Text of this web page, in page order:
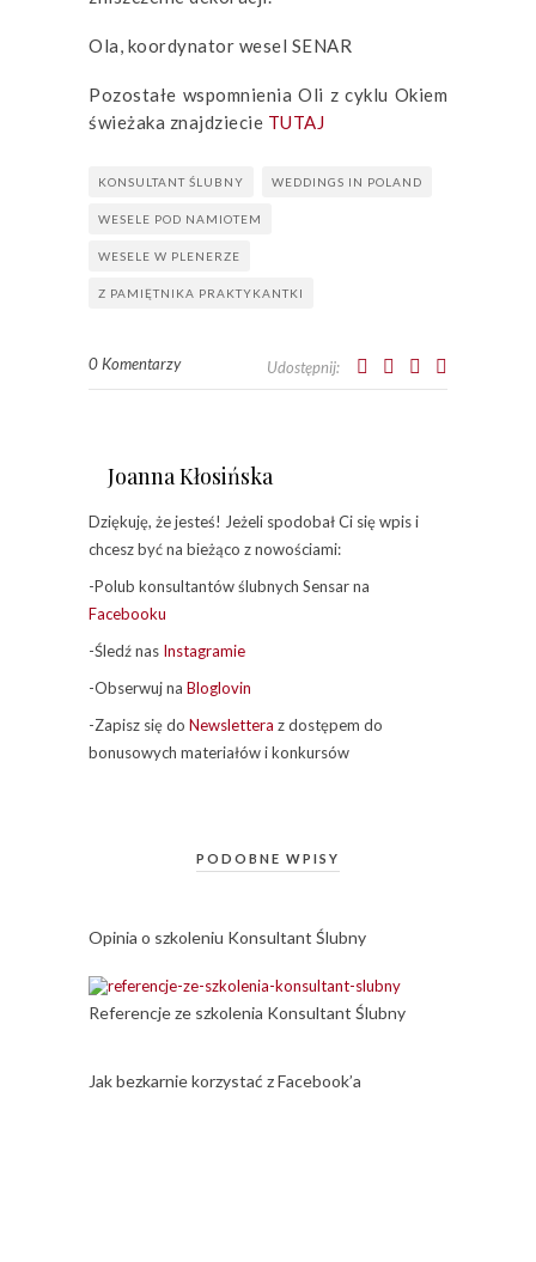
Ola, koordynator wesel SENAR
Pozostałe wspomnienia Oli z cyklu Okiem
świeżaka znajdziecie TUTAJ
KONSULTANT ŚLUBNY WEDDINGS IN POLAND
WESELE POD NAMIOTEM
WESELE W PLENERZE
Z PAMIĘTNIKA PRAKTYKANTKI
0 Komentarzy Udostępnij:
Joanna Kłosińska
Dziękuję, że jesteś! Jeżeli spodobał Ci się wpis i
chcesz być na bieżąco z nowościami:
-Polub konsultantów ślubnych Sensar na
Facebooku
-Śledź nas Instagramie
-Obserwuj na Bloglovin
-Zapisz się do Newslettera z dostępem do
bonusowych materiałów i konkursów
PODOBNE WPISY
Opinia o szkoleniu Konsultant Ślubny
Referencje ze szkolenia Konsultant Ślubny
Jak bezkarnie korzystać z Facebook’a